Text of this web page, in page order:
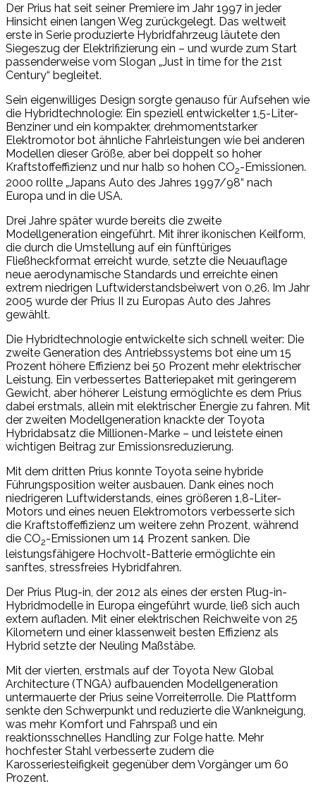
Der Prius hat seit seiner Premiere im Jahr 1997 in jeder
Hinsicht einen langen Weg zurückgelegt. Das weltweit
erste in Serie produzierte Hybridfahrzeug läutete den
Siegeszug der Elektrifizierung ein – und wurde zum Start
passenderweise vom Slogan „Just in time for the 21st
Century“ begleitet.
Sein eigenwilliges Design sorgte genauso für Aufsehen wie
die Hybridtechnologie: Ein speziell entwickelter 1,5-Liter-
Benziner und ein kompakter, drehmomentstarker
Elektromotor bot ähnliche Fahrleistungen wie bei anderen
Modellen dieser Größe, aber bei doppelt so hoher
Kraftstoffeffizienz und nur halb so hohen CO2-Emissionen.
2000 rollte „Japans Auto des Jahres 1997/98“ nach
Europa und in die USA.
Drei Jahre später wurde bereits die zweite
Modellgeneration eingeführt. Mit ihrer ikonischen Keilform,
die durch die Umstellung auf ein fünftüriges
Fließheckformat erreicht wurde, setzte die Neuauflage
neue aerodynamische Standards und erreichte einen
extrem niedrigen Luftwiderstandsbeiwert von 0,26. Im Jahr
2005 wurde der Prius II zu Europas Auto des Jahres
gewählt.
Die Hybridtechnologie entwickelte sich schnell weiter: Die
zweite Generation des Antriebssystems bot eine um 15
Prozent höhere Effizienz bei 50 Prozent mehr elektrischer
Leistung. Ein verbessertes Batteriepaket mit geringerem
Gewicht, aber höherer Leistung ermöglichte es dem Prius
dabei erstmals, allein mit elektrischer Energie zu fahren. Mit
der zweiten Modellgeneration knackte der Toyota
Hybridabsatz die Millionen-Marke – und leistete einen
wichtigen Beitrag zur Emissionsreduzierung.
Mit dem dritten Prius konnte Toyota seine hybride
Führungsposition weiter ausbauen. Dank eines noch
niedrigeren Luftwiderstands, eines größeren 1,8-Liter-
Motors und eines neuen Elektromotors verbesserte sich
die Kraftstoffeffizienz um weitere zehn Prozent, während
die CO2-Emissionen um 14 Prozent sanken. Die
leistungsfähigere Hochvolt-Batterie ermöglichte ein
sanftes, stressfreies Hybridfahren.
Der Prius Plug-in, der 2012 als eines der ersten Plug-in-
Hybridmodelle in Europa eingeführt wurde, ließ sich auch
extern aufladen. Mit einer elektrischen Reichweite von 25
Kilometern und einer klassenweit besten Effizienz als
Hybrid setzte der Neuling Maßstäbe.
Mit der vierten, erstmals auf der Toyota New Global
Architecture (TNGA) aufbauenden Modellgeneration
untermauerte der Prius seine Vorreiterrolle. Die Plattform
senkte den Schwerpunkt und reduzierte die Wankneigung,
was mehr Komfort und Fahrspaß und ein
reaktionsschnelles Handling zur Folge hatte. Mehr
hochfester Stahl verbesserte zudem die
Karosseriesteifigkeit gegenüber dem Vorgänger um 60
Prozent.